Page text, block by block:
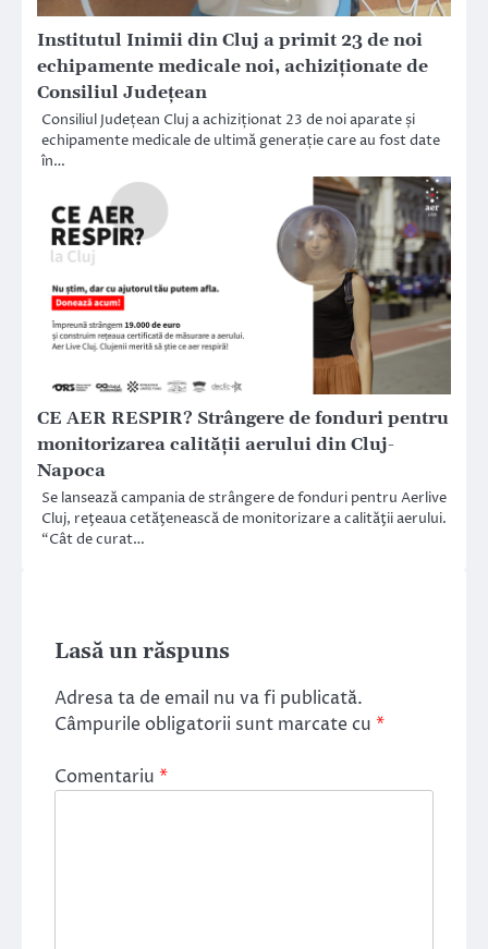
Institutul Inimii din Cluj a primit 23 de noi
echipamente medicale noi, achiziționate de
Consiliul Județean
Consiliul Județean Cluj a achiziționat 23 de noi aparate și
echipamente medicale de ultimă generație care au fost date
în…
CE AER RESPIR? Strângere de fonduri pentru
monitorizarea calităţii aerului din Cluj-
Napoca
Se lansează campania de strângere de fonduri pentru Aerlive
Cluj, reţeaua cetăţenească de monitorizare a calităţii aerului.
“Cât de curat…
Lasă un răspuns
Adresa ta de email nu va fi publicată.
Câmpurile obligatorii sunt marcate cu *
Comentariu *